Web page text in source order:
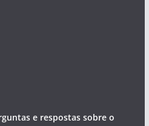
e respostas sobre o